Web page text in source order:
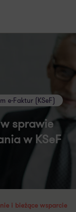
e-Faktur (KSeF)
sprawie
w KSeF
i bieżące wsparcie